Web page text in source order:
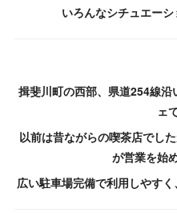
いろんなシチュエー
揖斐川町の西部、県道254線
ェ
以前は昔ながらの喫茶店でし
が営業を始
広い駐車場完備で利用しやすく